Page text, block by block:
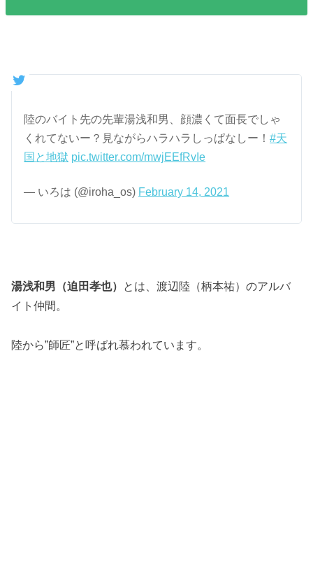
陸のバイト先の先輩湯浅和男、顔濃くて面長でしゃ
くれてないー？見ながらハラハラしっぱなしー！#天
国と地獄 pic.twitter.com/mwjEEfRvIe
— いろは (@iroha_os) February 14, 2021
湯浅和男（迫田孝也） とは、渡辺陸（柄本祐）のアルバ
イト仲間。
陸から”師匠”と呼ばれ慕われています。